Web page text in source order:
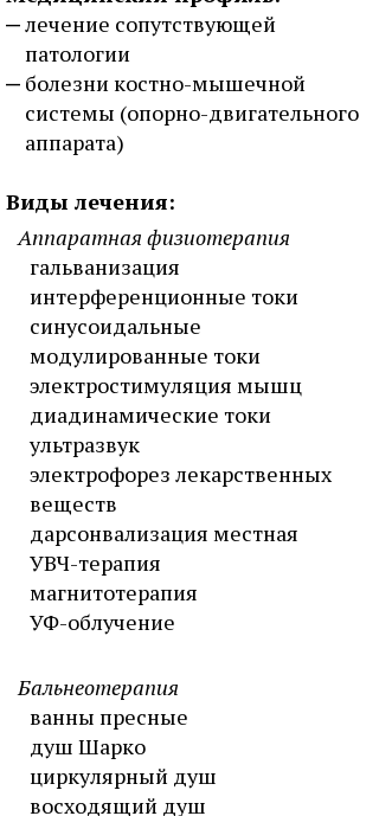
лечение сопутствующей
патологии
болезни костно-мышечной
системы (опорно-двигательного
аппарата)
Виды лечения:
Аппаратная физиотерапия
гальванизация
интерференционные токи
синусоидальные
модулированные токи
электростимуляция мышц
диадинамические токи
ультразвук
электрофорез лекарственных
веществ
дарсонвализация местная
УВЧ-терапия
магнитотерапия
УФ-облучение
Бальнеотерапия
ванны пресные
душ Шарко
циркулярный душ
восходящий душ